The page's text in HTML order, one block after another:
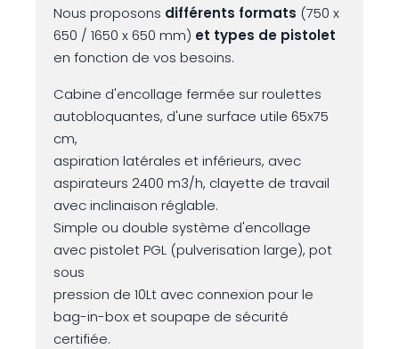
Nous proposons différents formats (750 x
650 / 1650 x 650 mm) et types de pistolet
en fonction de vos besoins.
Cabine d'encollage fermée sur roulettes
autobloquantes, d'une surface utile 65x75
cm,
aspiration latérales et inférieurs, avec
aspirateurs 2400 m3/h, clayette de travail
avec inclinaison réglable.
Simple ou double système d'encollage
avec pistolet PGL (pulverisation large), pot
sous
pression de 10Lt avec connexion pour le
bag-in-box et soupape de sécurité
certifiée.